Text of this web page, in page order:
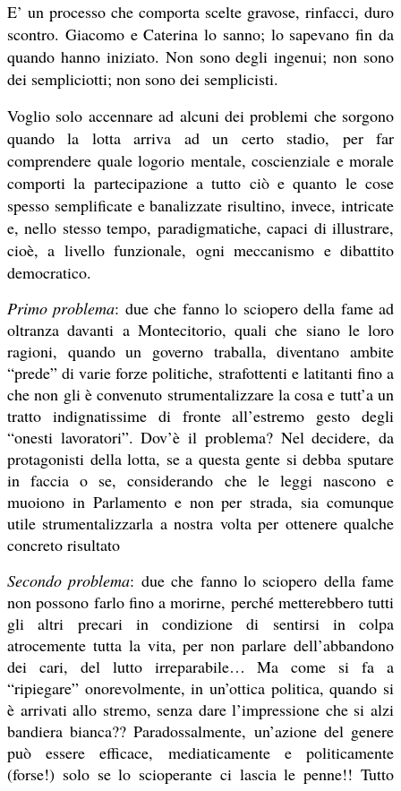
E’ un processo che comporta scelte gravose, rinfacci, duro
scontro. Giacomo e Caterina lo sanno; lo sapevano fin da
quando hanno iniziato. Non sono degli ingenui; non sono
dei sempliciotti; non sono dei semplicisti.
Voglio solo accennare ad alcuni dei problemi che sorgono
quando la lotta arriva ad un certo stadio, per far
comprendere quale logorio mentale, coscienziale e morale
comporti la partecipazione a tutto ciò e quanto le cose
spesso semplificate e banalizzate risultino, invece, intricate
e, nello stesso tempo, paradigmatiche, capaci di illustrare,
cioè, a livello funzionale, ogni meccanismo e dibattito
democratico.
Primo problema: due che fanno lo sciopero della fame ad
oltranza davanti a Montecitorio, quali che siano le loro
ragioni, quando un governo traballa, diventano ambite
“prede” di varie forze politiche, strafottenti e latitanti fino a
che non gli è convenuto strumentalizzare la cosa e tutt’a un
tratto indignatissime di fronte all’estremo gesto degli
“onesti lavoratori”. Dov’è il problema? Nel decidere, da
protagonisti della lotta, se a questa gente si debba sputare
in faccia o se, considerando che le leggi nascono e
muoiono in Parlamento e non per strada, sia comunque
utile strumentalizzarla a nostra volta per ottenere qualche
concreto risultato
Secondo problema: due che fanno lo sciopero della fame
non possono farlo fino a morirne, perché metterebbero tutti
gli altri precari in condizione di sentirsi in colpa
atrocemente tutta la vita, per non parlare dell’abbandono
dei cari, del lutto irreparabile… Ma come si fa a
“ripiegare” onorevolmente, in un’ottica politica, quando si
è arrivati allo stremo, senza dare l’impressione che si alzi
bandiera bianca?? Paradossalmente, un’azione del genere
può essere efficace, mediaticamente e politicamente
(forse!) solo se lo scioperante ci lascia le penne!! Tutto